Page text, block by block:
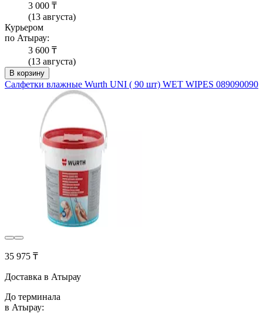
3 000 ₸
(13 августа)
Курьером
по Атырау:
3 600 ₸
(13 августа)
В корзину
Салфетки влажные Wurth UNI ( 90 шт) WET WIPES 089090090
35 975 ₸
Доставка в Атырау
До терминала
в Атырау: